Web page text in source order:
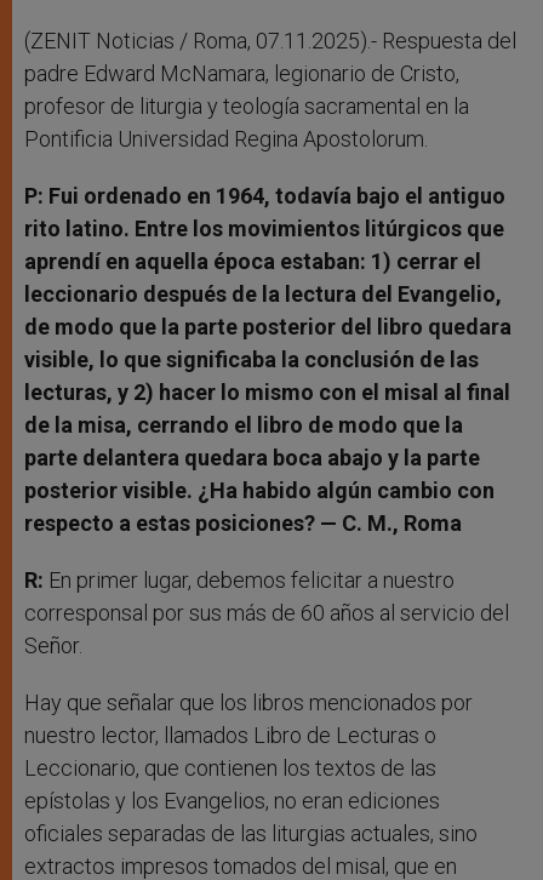
(ZENIT Noticias / Roma, 07.11.2025).- Respuesta del
padre Edward McNamara, legionario de Cristo,
profesor de liturgia y teología sacramental en la
Pontificia Universidad Regina Apostolorum.
P: Fui ordenado en 1964, todavía bajo el antiguo
rito latino. Entre los movimientos litúrgicos que
aprendí en aquella época estaban: 1) cerrar el
leccionario después de la lectura del Evangelio,
de modo que la parte posterior del libro quedara
visible, lo que significaba la conclusión de las
lecturas, y 2) hacer lo mismo con el misal al final
de la misa, cerrando el libro de modo que la
parte delantera quedara boca abajo y la parte
posterior visible. ¿Ha habido algún cambio con
respecto a estas posiciones? — C. M., Roma
R: En primer lugar, debemos felicitar a nuestro
corresponsal por sus más de 60 años al servicio del
Señor.
Hay que señalar que los libros mencionados por
nuestro lector, llamados Libro de Lecturas o
Leccionario, que contienen los textos de las
epístolas y los Evangelios, no eran ediciones
oficiales separadas de las liturgias actuales, sino
extractos impresos tomados del misal, que en